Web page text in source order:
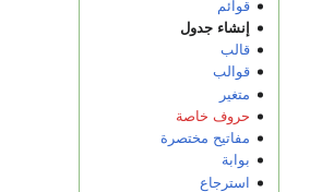
قوائم
إنشاء جدول
قالب
قوالب
متغير
حروف خاصة
مفاتيح مختصرة
بوابة
استرجاع